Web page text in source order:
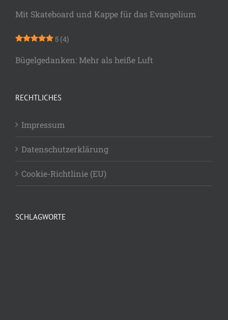
Mit Skateboard und Kappe für das Evangelium
5 (4)
Bügelgedanken: Mehr als heiße Luft
RECHTLICHES
Impressum
Datenschutzerklärung
Cookie-Richtlinie (EU)
SCHLAGWORTE